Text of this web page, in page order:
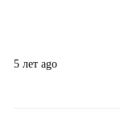
5 лет ago